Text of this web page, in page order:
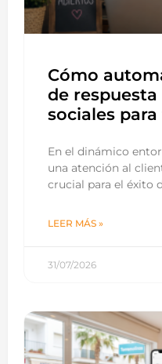
Cómo
de respuesta
sociales
En el dinámico
una atención al
crucial para el éxito
LEER MÁS »
31/07/2026